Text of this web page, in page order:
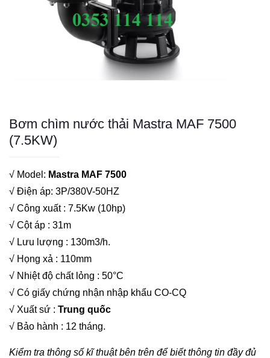
Bơm chìm nước thải Mastra MAF 7500
(7.5KW)
√ Model: Mastra MAF 7500
√ Điện áp: 3P/380V-50HZ
√ Công xuất : 7.5Kw (10hp)
√ Cột áp : 31m
√ Lưu lượng : 130m3/h.
√ Họng xả : 110mm
√ Nhiệt độ chất lỏng : 50°C
√ Có giấy chứng nhận nhập khẩu CO-CQ
√ Xuất sứ : Trung quốc
√ Bảo hành : 12 tháng.
Kiểm tra thông số kĩ thuật bên trên để biết thông tin đầy đủ